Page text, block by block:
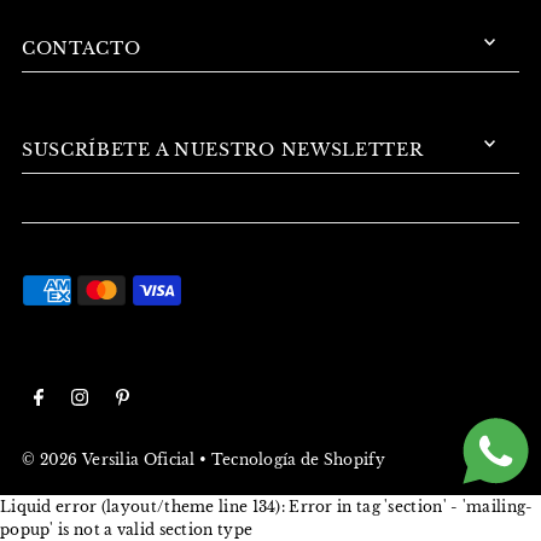
CONTACTO
SUSCRÍBETE A NUESTRO NEWSLETTER
© 2026 Versilia Oficial • Tecnología de Shopify
Liquid error (layout/theme line 134): Error in tag 'section' - 'mailing-
popup' is not a valid section type